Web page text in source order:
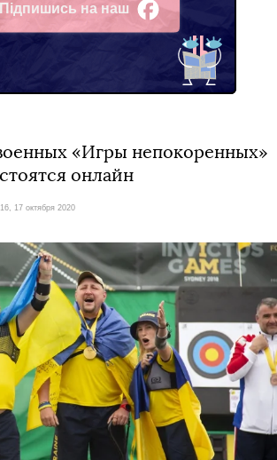
Підпишись на наш
Facebook
«Игры непокоренных»
онлайн
17 октября 2020